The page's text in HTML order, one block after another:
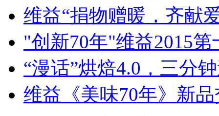
维益“捐物赠暖，齐献
"创新70年"维益2015
“漫话”烘焙4.0，三分
维益《美味70年》新